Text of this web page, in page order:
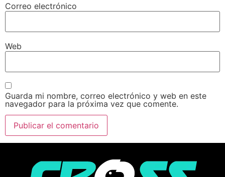
Correo electrónico
Web
Guarda mi nombre, correo electrónico y web en este
navegador para la próxima vez que comente.